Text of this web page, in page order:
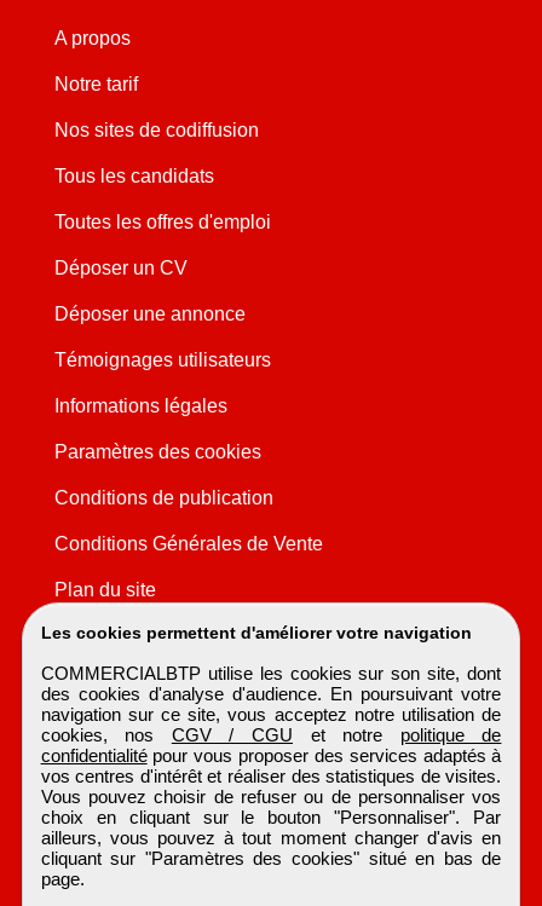
Les cookies permettent d'améliorer votre navigation
COMMERCIALBTP utilise les cookies sur son site, dont
des cookies d'analyse d'audience. En poursuivant votre
navigation sur ce site, vous acceptez notre utilisation de
cookies, nos CGV / CGU et notre politique de
confidentialitépour vous proposer des services adaptés à
vos centres d'intérêt et réaliser des statistiques de visites.
Vous pouvez choisir de refuser ou de personnaliser vos
choix en cliquant sur le bouton "Personnaliser". Par
ailleurs, vous pouvez à tout moment changer d'avis en
cliquant sur "Paramètres des cookies" situé en bas de
page.
A propos
Notre tarif
Nos sites de codiffusion
Tous les candidats
Toutes les offres d'emploi
Déposer un CV
Déposer une annonce
Témoignages utilisateurs
Informations légales
Paramètres des cookies
Conditions de publication
Conditions Générales de Vente
Plan du site